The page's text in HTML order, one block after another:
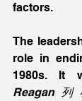
factors.
The
role in
1980s. It
Reagan列